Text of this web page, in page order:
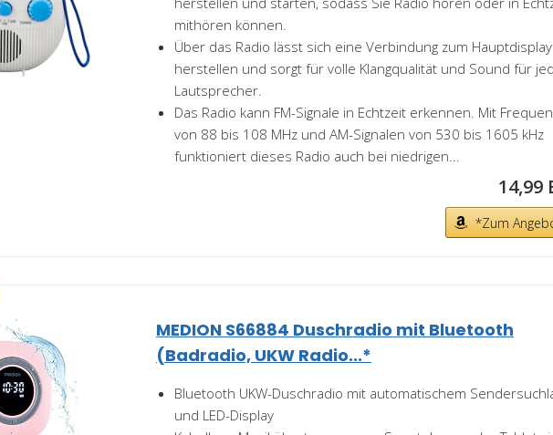
mithören können.
Über das Radio lässt sich eine Verbindung zum Hauptdisplay
herstellen und sorgt für volle Klangqualität und Sound für
Lautsprecher.
Das Radio kann FM-Signale in Echtzeit erkennen. Mit
von 88 bis 108 MHz und AM-Signalen von 530 bis 1605 kHz
funktioniert dieses Radio auch bei niedrigen...
14,99
*Zum
MEDION S66884 Duschradio mit Bluetooth
(Badradio, UKW Radio...*
Bluetooth UKW-Duschradio mit automatischem
und LED-Display